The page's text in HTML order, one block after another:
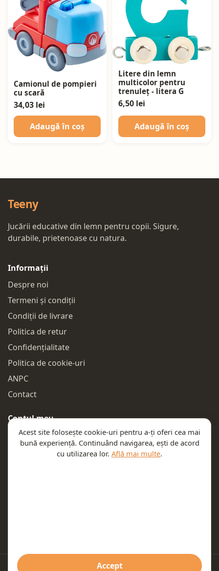
Camionul de pompieri
cu scară
34,03 lei
Adaugă în coș
Litere din lemn
multicolor pentru
trenuleț - litera G
6,50 lei
Adaugă în coș
Teeny
Jucării educative din lemn pentru copii. Sigure,
durabile, prietenoase cu natura.
Informații
Despre noi
Termeni și condiții
Condiții de livrare
Politica de retur
Confidențialitate
Politica de cookie-uri
ANPC
Contact
Contul meu
Autentificare
Comenzile mele
Acest site folosește cookie-uri pentru a-ți oferi cea mai
bună experiență. Continuând navigarea, ești de acord
cu utilizarea lor. Află mai multe.
Accept